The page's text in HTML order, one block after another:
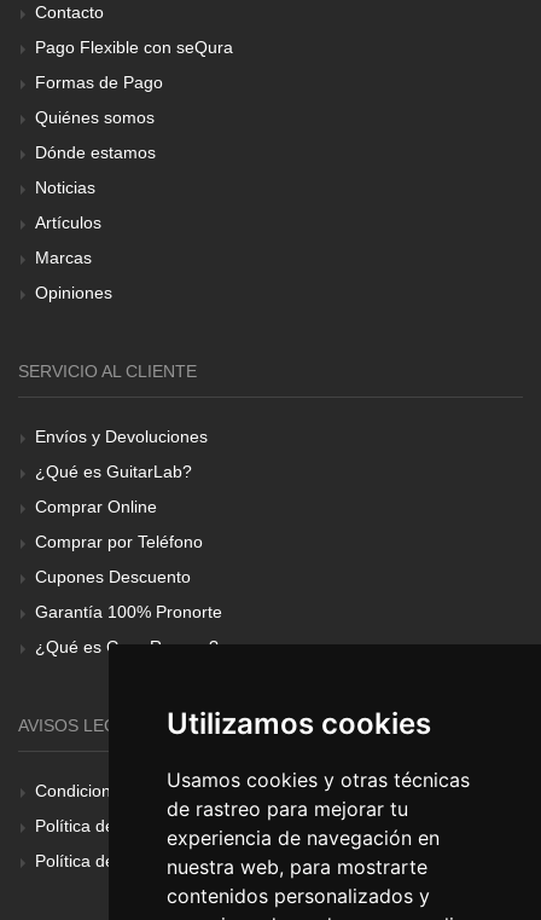
Utilizamos cookies
Usamos cookies y otras técnicas
de rastreo para mejorar tu
experiencia de navegación en
nuestra web, para mostrarte
contenidos personalizados y
Contacto
Pago Flexible con seQura
Formas de Pago
Quiénes somos
Dónde estamos
Noticias
Artículos
Marcas
Opiniones
SERVICIO AL CLIENTE
Envíos y Devoluciones
¿Qué es GuitarLab?
Comprar Online
Comprar por Teléfono
Cupones Descuento
Garantía 100% Pronorte
¿Qué es Gear Renove?
AVISOS LEGALES
Condiciones Generales
Política de Cookies
Política de Privacidad